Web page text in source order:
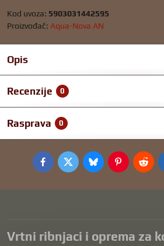
Kod uvoza: 5903031442595
Proizvođač: Aqua-Nova AN
Opis
Recenzije 0
Rasprava 0
FacebookTwitterBlueskyPinterest
Vrtni ribnjaci i oprema za